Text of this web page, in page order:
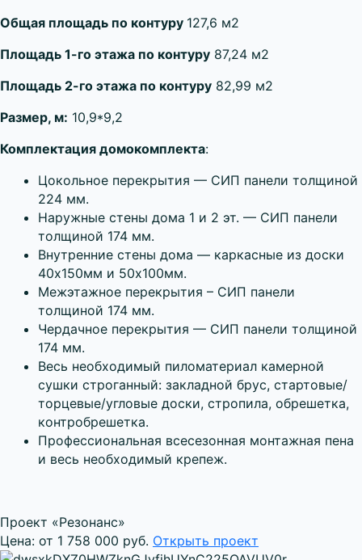
Общая площадь по контуру 127,6 м2
Площадь 1-го этажа по контуру 87,24 м2
Площадь 2-го этажа по контуру 82,99 м2
Размер, м: 10,9*9,2
Комплектация домокомплекта:
Цокольное перекрытия — СИП панели толщиной
224 мм.
Наружные стены дома 1 и 2 эт. — СИП панели
толщиной 174 мм.
Внутренние стены дома — каркасные из доски
40х150мм и 50х100мм.
Межэтажное перекрытия – СИП панели
толщиной 174 мм.
Чердачное перекрытия — СИП панели толщиной
174 мм.
Весь необходимый пиломатериал камерной
сушки строганный: закладной брус, стартовые/
торцевые/угловые доски, стропила, обрешетка,
контробрешетка.
Профессиональная всесезонная монтажная пена
и весь необходимый крепеж.
Проект «Резонанс»
Цена: от 1 758 000 руб. Открыть проект